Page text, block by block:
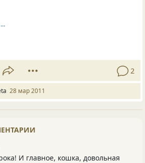
…
2
28 мар 2011
И главное, кошка, довольная